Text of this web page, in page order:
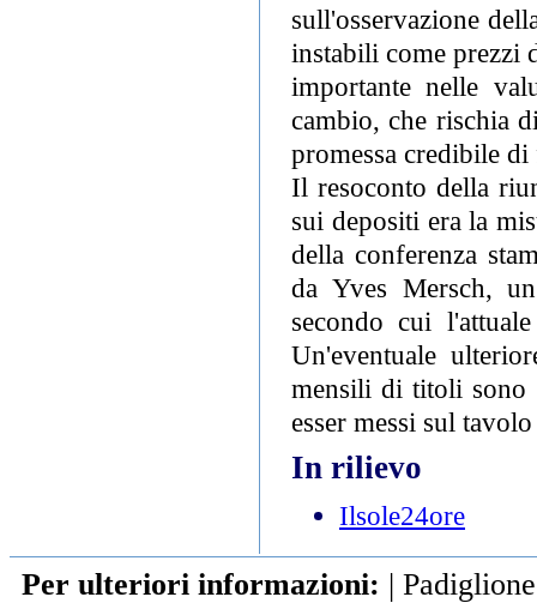
sull'osservazione
instabili come prezzi
importante nelle
cambio, che rischia
promessa credibile
Il resoconto della
sui depositi era la
della conferenza
da Yves Mersch,
secondo cui
Un'eventuale
mensili di titoli sono
esser messi sul
In rilievo
Ilsole24ore
Per ulteriori informazioni: |